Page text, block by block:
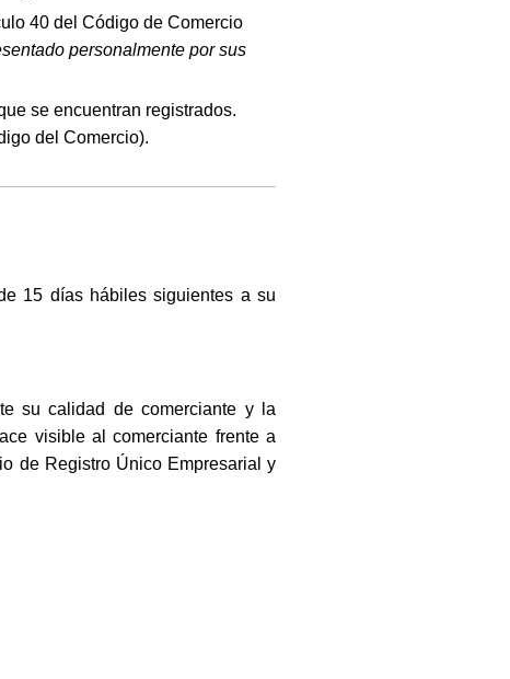
40 del Código de Comercio
personalmente por sus
se encuentran registrados.
del Comercio).
15 días hábiles siguientes a su
su calidad de comerciante y la
visible al comerciante frente a
de Registro Único Empresarial y